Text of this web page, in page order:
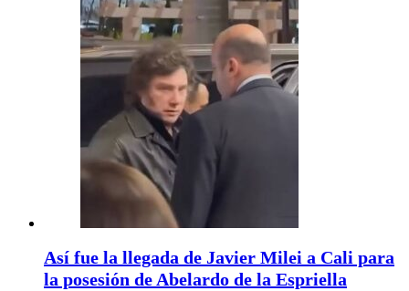
Así fue la llegada de Javier Milei a Cali para
la posesión de Abelardo de la Espriella